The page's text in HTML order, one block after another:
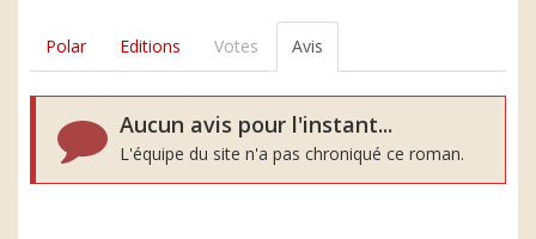
Polar Editions Votes Avis
Aucun avis pour l'instant...
L'équipe du site n'a pas chroniqué ce roman.